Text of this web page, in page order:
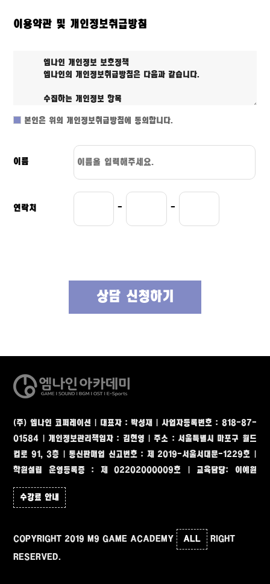
이용약관 및 개인정보취급방침
본인은 위의 개인정보취급방침에 동의합니다.
이름
연락처 - -
상담 신청하기
(주) 엠나인 코퍼레이션 | 대표자 : 박성재 | 사업자등록번호 : 818-87-
01584 | 개인정보관리책임자 : 김현영 | 주소 : 서울특별시 마포구 월드
컵로 91, 3층 | 통신판매업 신고번호 : 제 2019-서울서대문-1229호 |
학원설립 운영등록증 : 제 02202000009호 | 교육담당: 이예원
수강료 안내
COPYRIGHT 2019 M9 GAME ACADEMY ALL
RIGHT
RESERVED.